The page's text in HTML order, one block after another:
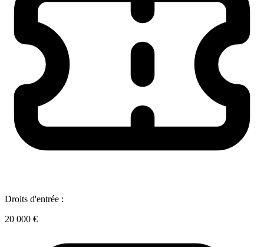
Droits d'entrée :
20 000 €